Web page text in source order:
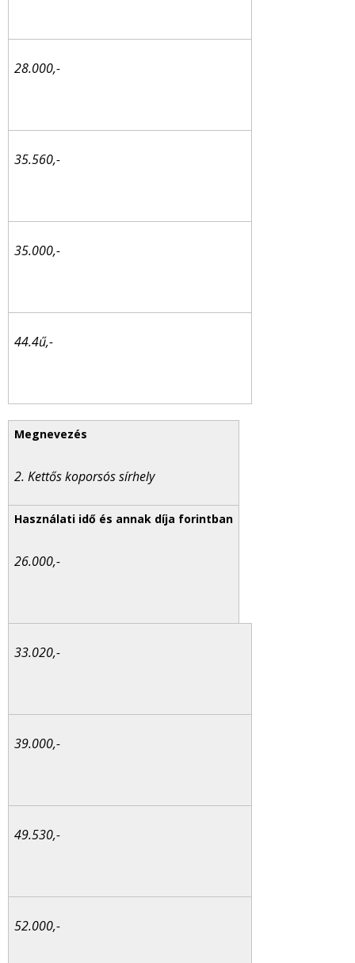
28.000,-
35.560,-
35.000,-
44.4ű,-
2. Kettős koporsós sírhely
26.000,-
33.020,-
39.000,-
49.530,-
52.000,-